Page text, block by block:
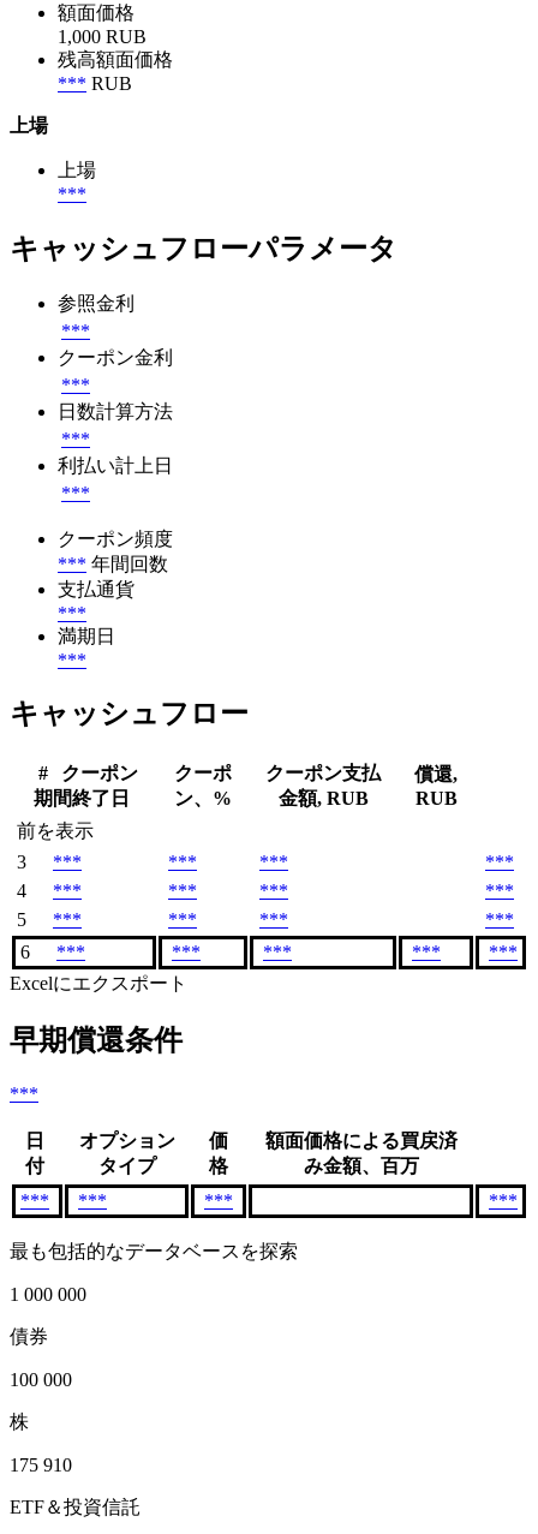
額面価格
1,000 RUB
残高額面価格
*** RUB
上場
上場
***
キャッシュフローパラメータ
参照金利
***
クーポン金利
***
日数計算方法
***
利払い計上日
***
クーポン頻度
*** 年間回数
支払通貨
***
満期日
***
キャッシュフロー
#
クーポン
期間終了日
クーポ
ン、%
クーポン支払
金額, RUB
償還,
RUB
前を表示
3
*** *** ***
***
4
*** *** ***
***
5
*** *** ***
***
6
*** *** *** ***
***
Excelにエクスポート
早期償還条件
***
日
付
オプション
タイプ
価
格
額面価格による買戻済
み金額、百万
***
*** *** ***
最も包括的なデータベースを探索
1 000 000
債券
100 000
株
175 910
ETF＆投資信託